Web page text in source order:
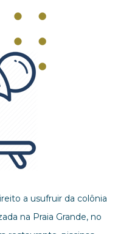
a usufruir da colônia
na Praia Grande, no